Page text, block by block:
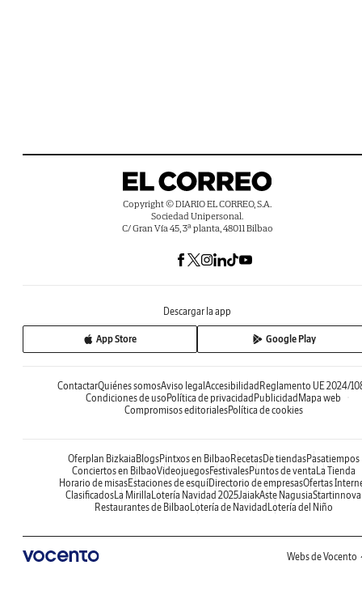
Copyright © DIARIO EL CORREO, S.A.
Sociedad Unipersonal.
C/ Gran Vía 45, 3ª planta, 48011 Bilbao
Descargar la app
App Store Google Play
ContactarQuiénes somosAviso legal Accesibilidad Reglamento UE 2024/
Condiciones de uso Política de privacidad Publicidad Mapa web
Compromisos editorialesPolítica de cookies
Oferplan Bizkaia BlogsPintxos en Bilbao RecetasDe tiendasPasatiempos
Conciertos en BilbaoVideojuegosFestivalesPuntos de venta La Tienda
Horario de misasEstaciones de esquíDirectorio de empresasOfertas
Clasificados La Mirilla Lotería Navidad 2025JaiakAste NagusiaStartinnova
Restaurantes de Bilbao Lotería de Navidad Lotería del Niño
Webs de Vocento